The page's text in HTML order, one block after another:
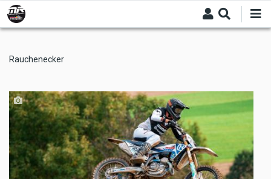
Skip
to
main
Rauchenecker